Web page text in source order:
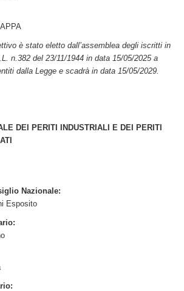
è stato eletto dall’assemblea degli iscritti in
n.382 del 23/11/1944 in data 15/05/2025 a
dalla Legge e scadrà in data 15/05/2029.
DEI PERITI INDUSTRIALI E DEI PERITI
Nazionale:
Esposito